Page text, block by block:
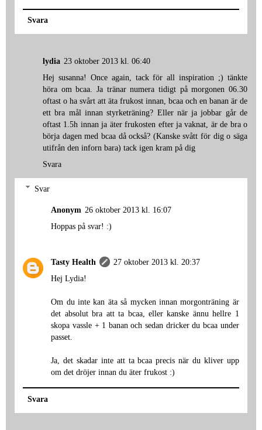
Svara
lydia 23 oktober 2013 kl. 06:40
Hej susanna! Once again, tack för all inspiration ;) tänkte
höra om bcaa. Ja tränar numera tidigt på morgonen 06.30
oftast o ha svårt att äta frukost innan, bcaa och en banan är de
ett bra mål innan styrketräning? Eller när ja jobbar går de
oftast 1.5h innan ja äter frukosten efter ja vaknat, är de bra o
börja dagen med bcaa då också? (Kanske svått för dig o säga
utifrån den inforn bara) tack igen kram på dig
Svara
Svar
Anonym 26 oktober 2013 kl. 16:07
Hoppas på svar! :)
Tasty Health
27 oktober 2013 kl. 20:37
Hej Lydia!
Om du inte kan äta så mycken innan morgonträning är
det absolut bra att ta bcaa, eller kanske ännu hellre 1
skopa vassle + 1 banan och sedan dricker du bcaa under
passet.
Ja, det skadar inte att ta bcaa precis när du kliver upp
om det dröjer innan du äter frukost :)
Svara